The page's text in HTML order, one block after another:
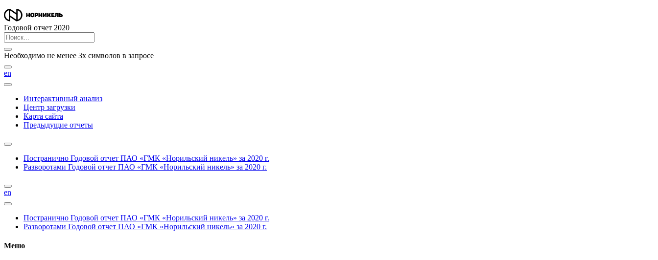
Годовой отчет 2020
Необходимо не менее 3х символов в запросе
en
Интерактивный анализ
Центр загрузки
Карта сайта
Предыдущие отчеты
Постранично Годовой отчет ПАО «ГМК «Норильский никель» за 2020 г.
Разворотами Годовой отчет ПАО «ГМК «Норильский никель» за 2020 г.
en
Постранично Годовой отчет ПАО «ГМК «Норильский никель» за 2020 г.
Разворотами Годовой отчет ПАО «ГМК «Норильский никель» за 2020 г.
Меню